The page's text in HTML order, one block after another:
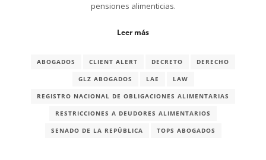
pensiones alimenticias.
Leer más
ABOGADOS CLIENT ALERT DECRETO DERECHO
GLZ ABOGADOS LAE LAW
REGISTRO NACIONAL DE OBLIGACIONES ALIMENTARIAS
RESTRICCIONES A DEUDORES ALIMENTARIOS
SENADO DE LA REPÚBLICA TOPS ABOGADOS